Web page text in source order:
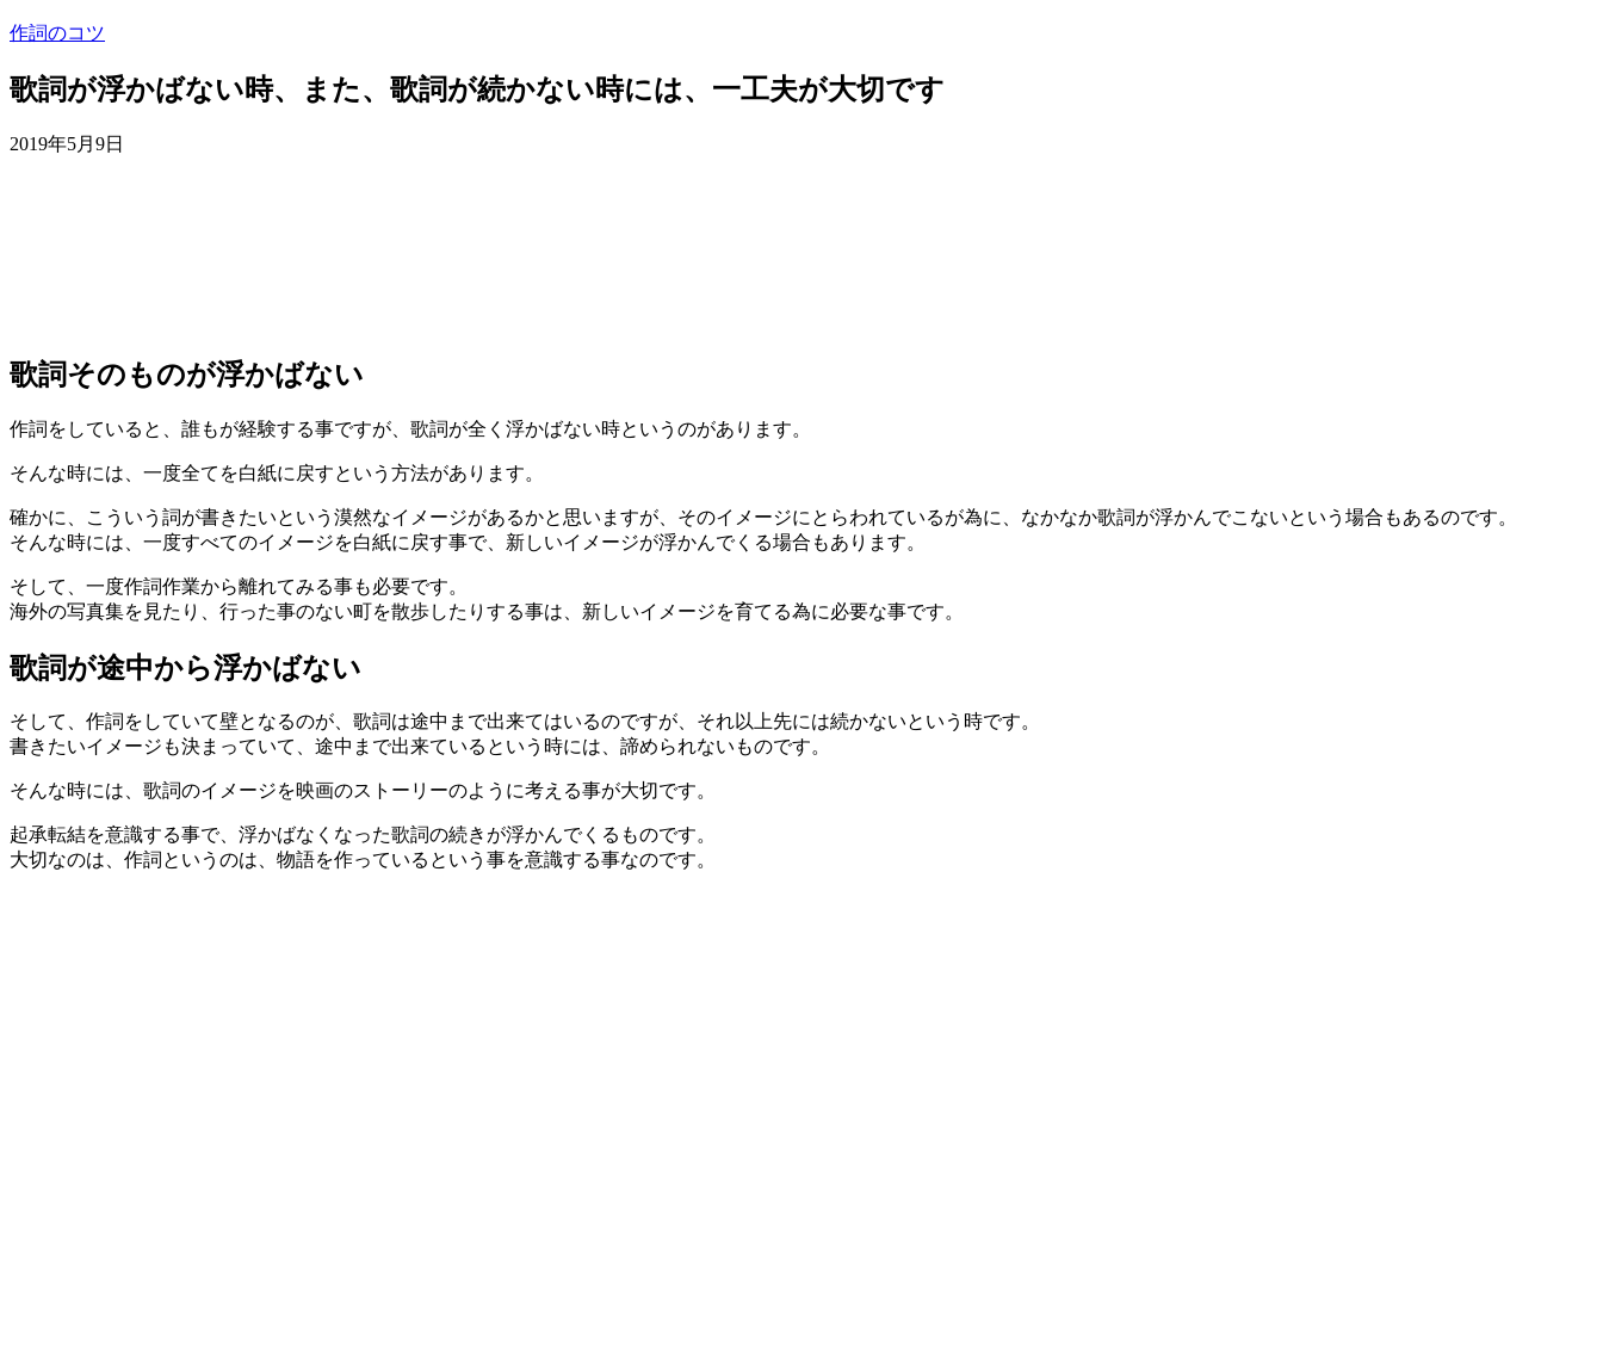
作詞のコツ
歌詞が浮かばない時、また、歌詞が続かない時には、一工夫が大切です
2019年5月9日
歌詞そのものが浮かばない
作詞をしていると、誰もが経験する事ですが、歌詞が全く浮かばない時というのがあります。
そんな時には、一度全てを白紙に戻すという方法があります。
確かに、こういう詞が書きたいという漠然なイメージがあるかと思いますが、そのイメージにとらわれているが為に、なかなか歌詞が浮かんでこないという場合もあるのです。
そんな時には、一度すべてのイメージを白紙に戻す事で、新しいイメージが浮かんでくる場合もあります。
そして、一度作詞作業から離れてみる事も必要です。
海外の写真集を見たり、行った事のない町を散歩したりする事は、新しいイメージを育てる為に必要な事です。
歌詞が途中から浮かばない
そして、作詞をしていて壁となるのが、歌詞は途中まで出来てはいるのですが、それ以上先には続かないという時です。
書きたいイメージも決まっていて、途中まで出来ているという時には、諦められないものです。
そんな時には、歌詞のイメージを映画のストーリーのように考える事が大切です。
起承転結を意識する事で、浮かばなくなった歌詞の続きが浮かんでくるものです。
大切なのは、作詞というのは、物語を作っているという事を意識する事なのです。